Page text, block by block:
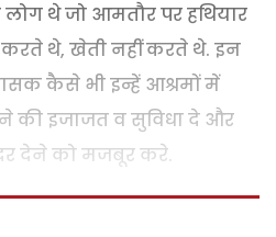
थे जो आमतौर पर हथियार
करते थे, खेती नहीं करते थे. इन
कैसे भी इन्हें आश्रमों में
की इजाजत व सुविधा दे और
देने को मजबूर करे.